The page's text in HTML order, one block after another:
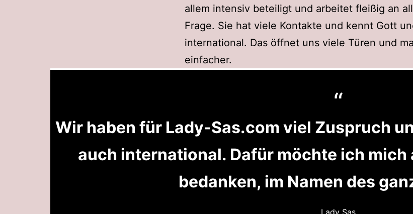
allem intensiv beteiligt und arbeitet fleißig an
Frage. Sie hat viele Kontakte und kennt Gott
international. Das öffnet uns viele Türen und
einfacher.
Wir haben für Lady-Sas.com viel Zuspruch
auch international. Dafür möchte ich mich
bedanken, im Namen des